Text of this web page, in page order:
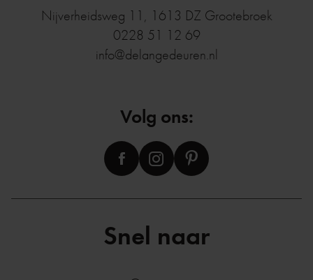
Snel naar
Nijverheidsweg 11 , 1613 DZ Grootebroek
0228 51 12 69
info@delangedeuren.nl
Volg ons: